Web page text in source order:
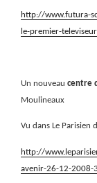
http://www.futura-
le-premier-
Un nouveau centre
Moulineaux
Vu dans Le Parisien
http://
avenir-26-12-2008-